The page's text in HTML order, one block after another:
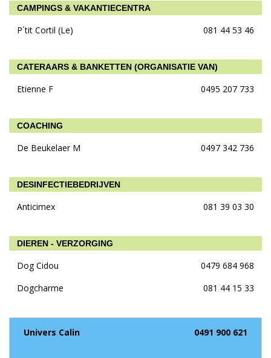
CAMPINGS & VAKANTIECENTRA
P´tit Cortil (Le) 081 44 53 46
CATERAARS & BANKETTEN (ORGANISATIE VAN)
Etienne F 0495 207 733
COACHING
De Beukelaer M 0497 342 736
DESINFECTIEBEDRIJVEN
Anticimex 081 39 03 30
DIEREN - VERZORGING
Dog Cidou
0479 684 968
Dogcharme
081 44 15 33
Univers Calin 0491 900 621